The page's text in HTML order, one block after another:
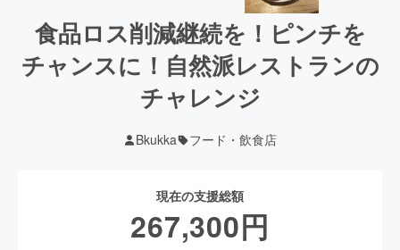
食品ロス削減継続を！ピンチを
チャンスに！自然派レストランの
チャレンジ
Bkukka フード・飲食店
現在の支援総額
267,300円